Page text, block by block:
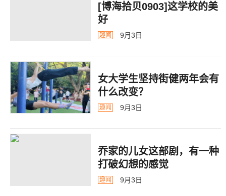
[博海拾贝0903]这学校的美
好
趣闻 9月3日
女大学生坚持街健两年会有
什么改变？
趣闻 9月3日
乔家的儿女这部剧，有一种
打破幻想的感觉
趣闻 9月3日